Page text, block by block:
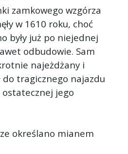
zamkowego wzgórza
w 1610 roku, choć
były już po niejednej
odbudowie. Sam
najeżdżany i
do tragicznego najazdu
ostatecznej jego
określano mianem